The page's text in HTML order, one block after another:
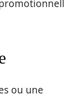
ou une